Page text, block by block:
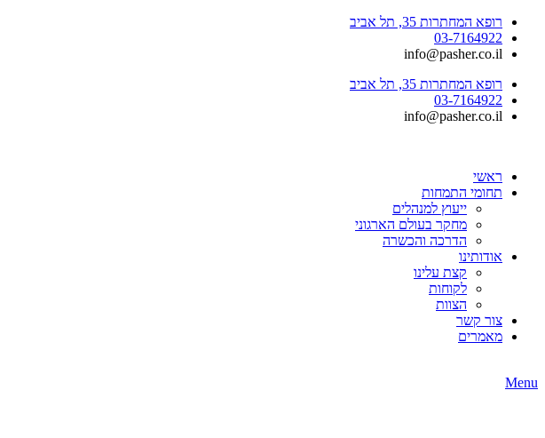
רופא המחתרות 35, תל אביב
03-7164922
info@pasher.co.il
רופא המחתרות 35, תל אביב
03-7164922
info@pasher.co.il
ראשי
תחומי התמחות
ייעוץ למנהלים
מחקר בעולם הארגוני
הדרכה והכשרה
אודותינו
קצת עלינו
לקוחות
הצוות
צור קשר
מאמרים
Menu